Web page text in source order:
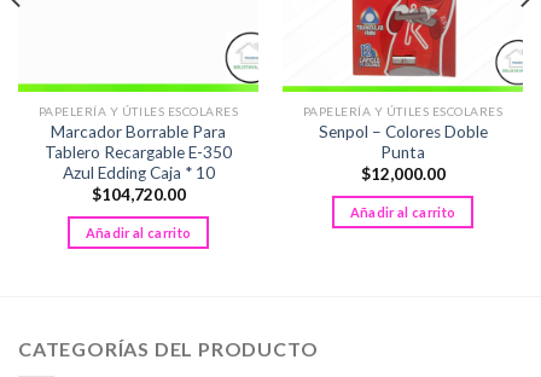
PAPELERÍA Y ÚTILES ESCOLARES
Marcador Borrable Para
Tablero Recargable E-350
Azul Edding Caja * 10
$104,720.00
Añadir al carrito
PAPELERÍA Y ÚTILES ESCOLARES
Senpol – Colores Doble
Punta
$12,000.00
Añadir al carrito
CATEGORÍAS DEL PRODUCTO